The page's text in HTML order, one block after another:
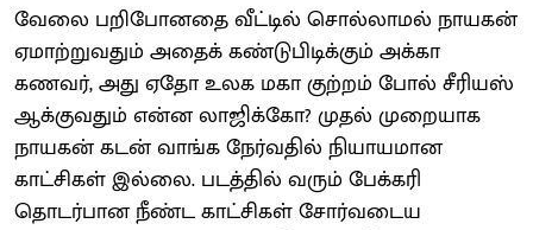
வேலை பறிபோனதை வீட்டில் சொல்லாமல் நாயகன்
ஏமாற்றுவதும் அதைக் கண்டுபிடிக்கும் அக்கா
கணவர், அது ஏதோ உலக மகா குற்றம் போல் சீரியஸ்
ஆக்குவதும் என்ன லாஜிக்கோ? முதல் முறையாக
நாயகன் கடன் வாங்க நேர்வதில் நியாயமான
காட்சிகள் இல்லை. படத்தில் வரும் பேக்கரி
தொடர்பான நீண்ட காட்சிகள் சோர்வடைய